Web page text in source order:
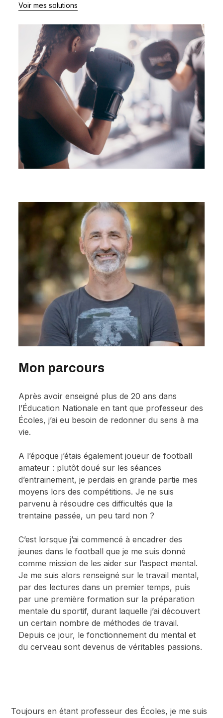
Voir mes solutions
Mon parcours
Après avoir enseigné plus de 20 ans dans
l’Éducation Nationale en tant que professeur des
Écoles, j’ai eu besoin de redonner du sens à ma
vie.
A l’époque j’étais également joueur de football
amateur : plutôt doué sur les séances
d’entrainement, je perdais en grande partie mes
moyens lors des compétitions. Je ne suis
parvenu à résoudre ces difficultés que la
trentaine passée, un peu tard non ?
C’est lorsque j’ai commencé à encadrer des
jeunes dans le football que je me suis donné
comme mission de les aider sur l’aspect mental.
Je me suis alors renseigné sur le travail mental,
par des lectures dans un premier temps, puis
par une première formation sur la préparation
mentale du sportif, durant laquelle j’ai découvert
un certain nombre de méthodes de travail.
Depuis ce jour, le fonctionnement du mental et
du cerveau sont devenus de véritables passions.
Toujours en étant professeur des Écoles, je me suis